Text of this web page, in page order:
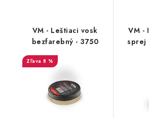
VM - Leštiaci vosk
bezfarebný - 3750
8 %
VM -
sprej